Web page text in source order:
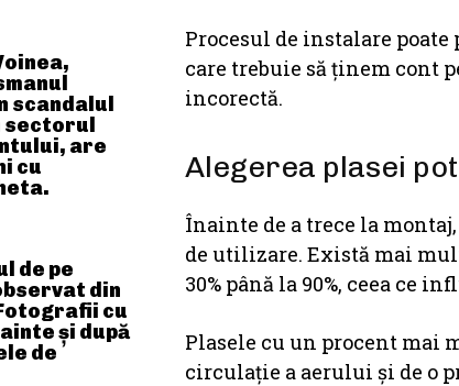
scandalul
sectorul
are
cu
de pe
din
cu
și după
de
Procesul de instalare
care trebuie să ținem cont
incorectă.
Alegerea plasei
Înainte de a trece la
de utilizare. Există mai
30% până la 90%, ceea ce
Plasele cu un procent mai
circulație a aerului și de o